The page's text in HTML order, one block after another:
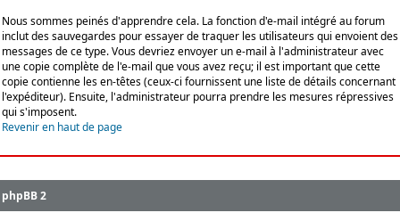
Nous sommes peinés d'apprendre cela. La fonction d'e-mail intégré au forum
inclut des sauvegardes pour essayer de traquer les utilisateurs qui envoient des
messages de ce type. Vous devriez envoyer un e-mail à l'administrateur avec
une copie complète de l'e-mail que vous avez reçu; il est important que cette
copie contienne les en-têtes (ceux-ci fournissent une liste de détails concernant
l'expéditeur). Ensuite, l'administrateur pourra prendre les mesures répressives
qui s'imposent.
Revenir en haut de page
phpBB 2